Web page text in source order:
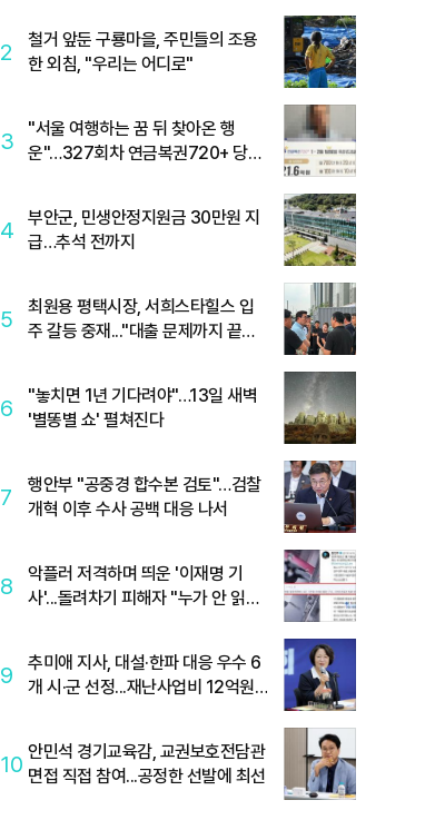
2
철거 앞둔 구룡마을, 주민들의 조용
한 외침, "우리는 어디로"
3
"서울 여행하는 꿈 뒤 찾아온 행
운"…327회차 연금복권720+ 당첨
4
부안군, 민생안정지원금 30만원 지
급…추석 전까지
5
최원용 평택시장, 서희스타힐스 입
주 갈등 중재..."대출 문제까지 끝까
6
"놓치면 1년 기다려야"…13일 새벽
'별똥별 쇼' 펼쳐진다
7
행안부 "공중경 합수본 검토"…검찰
개혁 이후 수사 공백 대응 나서
8
악플러 저격하며 띄운 '이재명 기
사'...돌려차기 피해자 "누가 안 읽었
9
추미애 지사, 대설·한파 대응 우수 6
개 시·군 선정...재난사업비 12억원
10 안민석 경기교육감, 교권보호전담관
면접 직접 참여...공정한 선발에 최선